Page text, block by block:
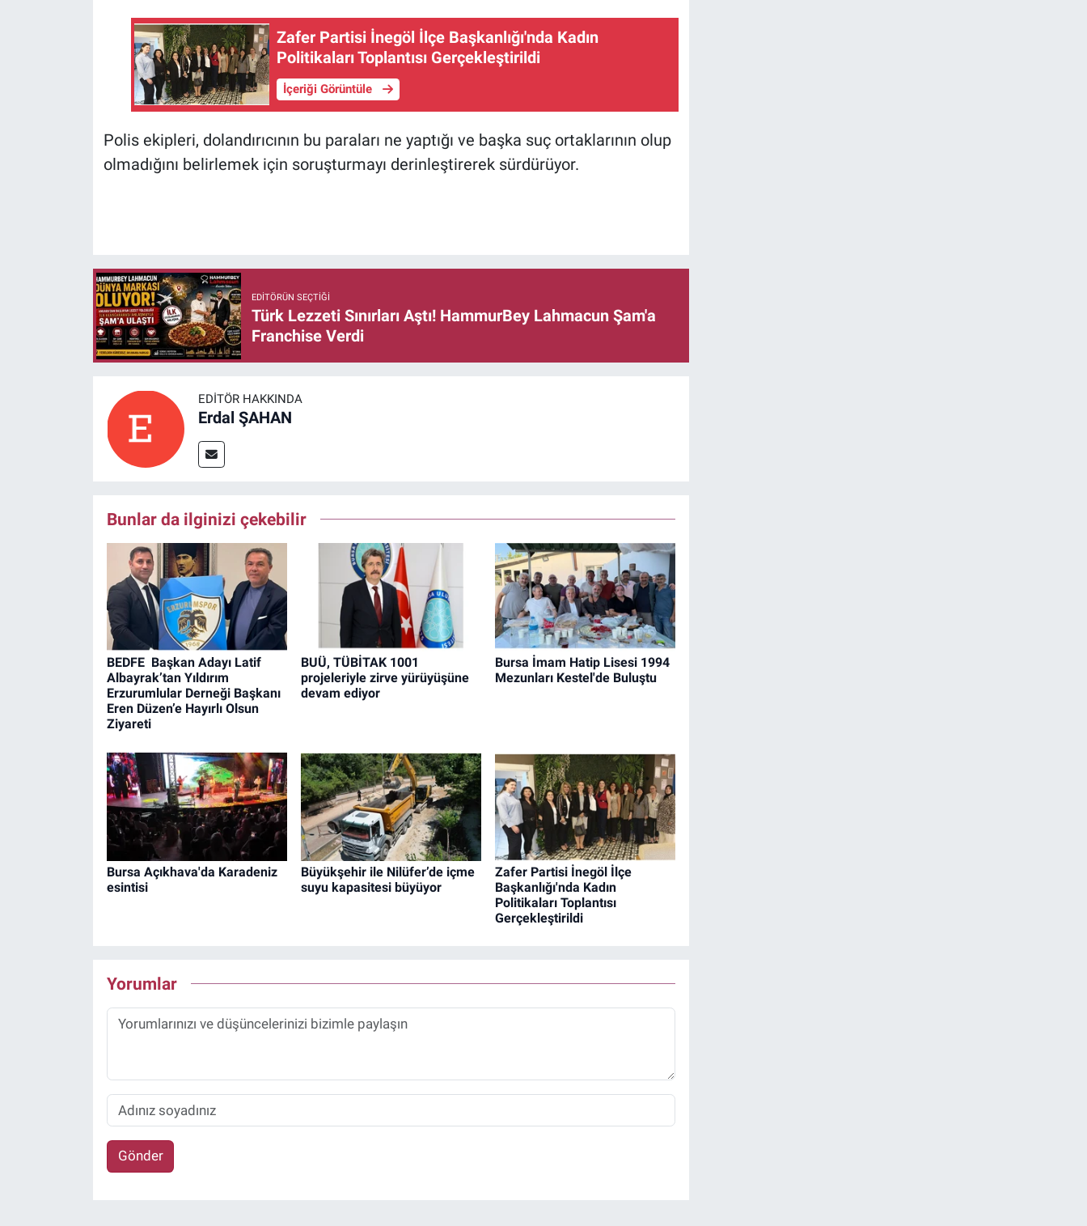
Zafer Partisi İnegöl İlçe Başkanlığı'nda Kadın
Politikaları Toplantısı Gerçekleştirildi
İçeriği Görüntüle
Polis ekipleri, dolandırıcının bu paraları ne yaptığı ve başka suç ortaklarının olup
olmadığını belirlemek için soruşturmayı derinleştirerek sürdürüyor.
EDITÖRÜN SEÇTIĞI
Türk Lezzeti Sınırları Aştı! HammurBey Lahmacun Şam'a
Franchise Verdi
EDITÖR HAKKINDA
Erdal ŞAHAN
Bunlar da ilginizi çekebilir
BEDFE Başkan Adayı Latif
Albayrak’tan Yıldırım
Erzurumlular Derneği Başkanı
Eren Düzen’e Hayırlı Olsun
Ziyareti
BUÜ, TÜBİTAK 1001
projeleriyle zirve yürüyüşüne
devam ediyor
Bursa İmam Hatip Lisesi 1994
Mezunları Kestel'de Buluştu
Bursa Açıkhava'da Karadeniz
esintisi
Büyükşehir ile Nilüfer’de içme
suyu kapasitesi büyüyor
Zafer Partisi İnegöl İlçe
Başkanlığı'nda Kadın
Politikaları Toplantısı
Gerçekleştirildi
Yorumlar
Gönder